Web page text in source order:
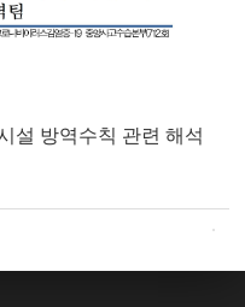
설 방역수칙 관련 해석